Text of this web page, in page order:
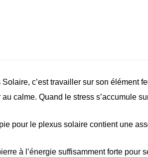
Solaire, c’est travailler sur son
au calme. Quand le stress s’accumule
pour le plexus solaire contient une
à l’énergie suffisamment forte pour